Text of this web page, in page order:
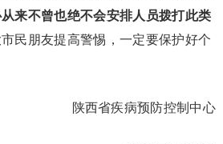
来不曾也绝不会安排人员拨打此类
民朋友提高警惕，一定要保护好个
陕西省疾病预防控制中心